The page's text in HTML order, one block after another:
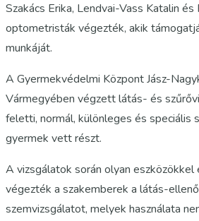
Szakács Erika, Lendvai-Vass Katalin
optometristák végezték, akik
munkáját.
A Gyermekvédelmi Központ Jász-
Vármegyében végzett látás- és
feletti, normál, különleges és speciális
gyermek vett részt.
A vizsgálatok során olyan
végezték a szakemberek a látás-
szemvizsgálatot, melyek használata